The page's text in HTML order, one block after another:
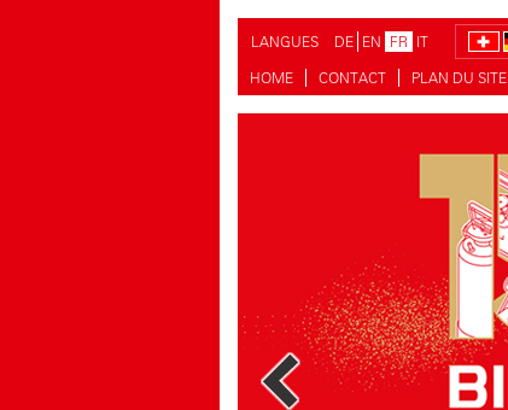
LANGUES DE EN FR IT
HOME
CONTACT PLAN DU SITE